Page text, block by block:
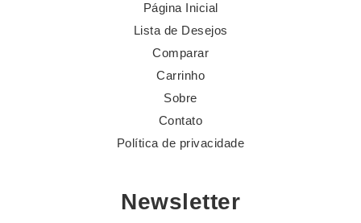
Página Inicial
Lista de Desejos
Comparar
Carrinho
Sobre
Contato
Política de privacidade
Newsletter